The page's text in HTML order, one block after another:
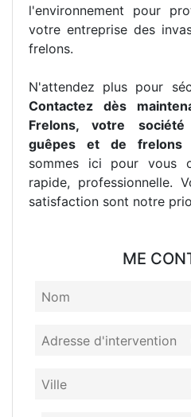
l'environnement pour
votre entreprise des
frelons.
N'attendez plus pour
Contactez dès
Frelons, votre
guêpes et de frelons
sommes ici pour vous
rapide, professionnelle.
satisfaction sont notre
ME